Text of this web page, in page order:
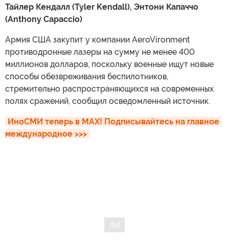
Тайлер Кендалл (Tyler Kendall), Энтони Капаччо
(Anthony Capaccio)
Армия США закупит у компании AeroVironment
противодронные лазеры на сумму не менее 400
миллионов долларов, поскольку военные ищут новые
способы обезвреживания беспилотников,
стремительно распространяющихся на современных
полях сражений, сообщил осведомленный источник.
ИноСМИ теперь в MAX! Подписывайтесь на главное
международное >>>